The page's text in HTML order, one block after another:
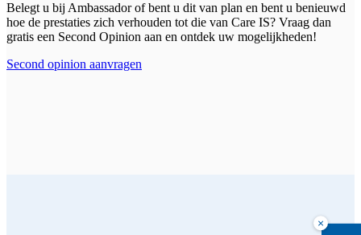
Belegt u bij Ambassador of bent u dit van plan en bent u benieuwd
hoe de prestaties zich verhouden tot die van Care IS? Vraag dan
gratis een Second Opinion aan en ontdek uw mogelijkheden!
Second opinion aanvragen
×